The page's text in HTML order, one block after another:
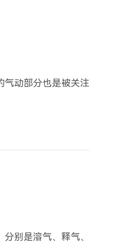
气动部分也是被关注
别是溶气、释气、